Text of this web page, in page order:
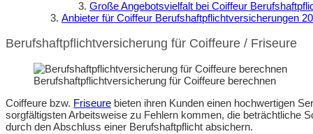
Große Angebotsvielfalt bei Coiffeur
Anbieter für Coiffeur Berufshaftpflichtversicherungen
Berufshaftpflichtversicherung für Coiffeure / Friseure
Berufshaftpflichtversicherung für Coiffeure berechnen
Coiffeure bzw. Friseure bieten ihren Kunden einen hochwertigen
sorgfältigsten Arbeitsweise zu Fehlern kommen, die beträchtliche
durch den Abschluss einer Berufshaftpflicht absichern.